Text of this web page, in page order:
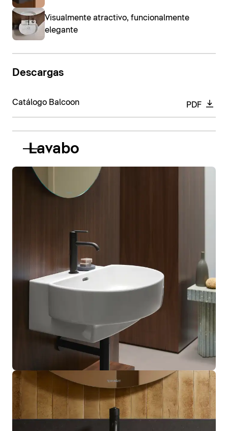
Visualmente atractivo, funcionalmente
elegante
Descargas
Catálogo Balcoon PDF
Lavabo